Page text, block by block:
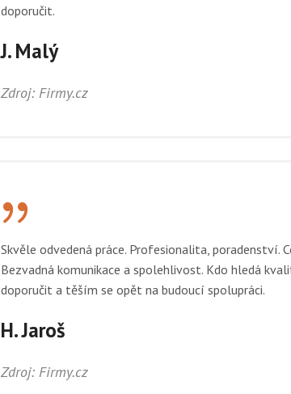
doporučit.
J. Malý
Zdroj: Firmy.cz
{
Skvěle odvedená práce. Profesionalita, poradenství.
Bezvadná komunikace a spolehlivost. Kdo hledá
doporučit a těším se opět na budoucí spolupráci.
H. Jaroš
Zdroj: Firmy.cz